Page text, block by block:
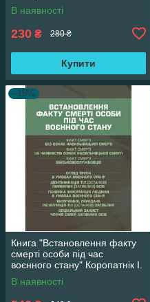
В наявності
230 ₴ 280 ₴
Купити
–15%
Книга "Встановлення факту
смерті особи під час
воєнного стану" Коропатнік І.
М, Микитюк М. А
В наявності